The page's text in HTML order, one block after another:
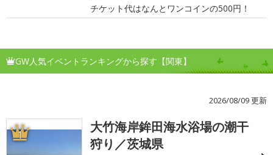
チケット代はなんとワンコインの500円！
GW人気イベントランキングから探す【関東】
2026/08/09 更新
1
大竹海岸鉾田海水浴場の潮干
狩り／茨城県